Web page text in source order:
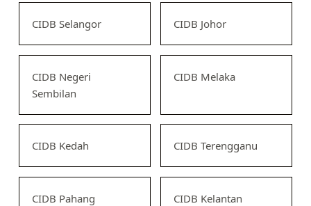
CIDB Selangor CIDB Johor
CIDB Negeri
Sembilan
CIDB Melaka
CIDB Kedah CIDB Terengganu
CIDB Pahang CIDB Kelantan